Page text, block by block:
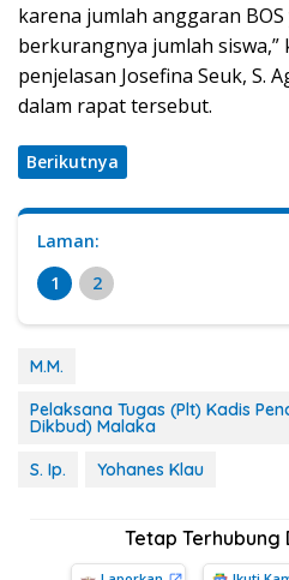
karena jumlah anggaran
berkurangnya jumlah siswa,”
penjelasan Josefina Seuk, S.
dalam rapat tersebut.
Berikutnya
Laman:
1
2
M.M.
Pelaksana Tugas (Plt) Kadis
Dikbud) Malaka
S. Ip.
Yohanes Klau
Tetap Terhubung